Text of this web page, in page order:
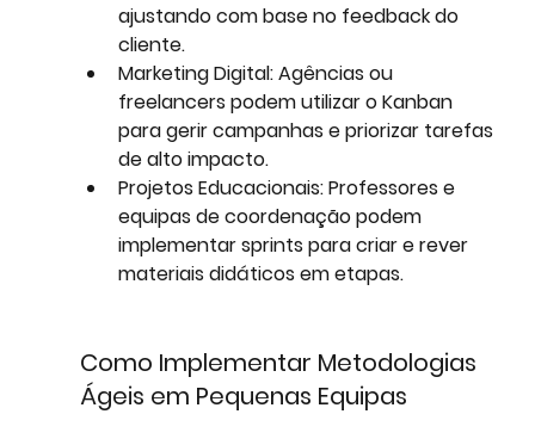
ajustando com base no feedback do
cliente.
Marketing Digital: Agências ou
freelancers podem utilizar o Kanban
para gerir campanhas e priorizar tarefas
de alto impacto.
Projetos Educacionais: Professores e
equipas de coordenação podem
implementar sprints para criar e rever
materiais didáticos em etapas.
Como Implementar Metodologias
Ágeis em Pequenas Equipas